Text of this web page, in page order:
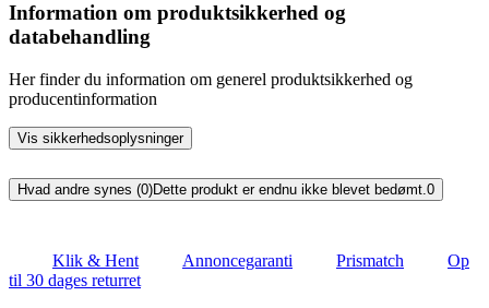
Information om produktsikkerhed og
databehandling
Her finder du information om generel produktsikkerhed og
producentinformation
Vis sikkerhedsoplysninger
Hvad andre synes (0)Dette produkt er endnu ikke blevet bedømt.0
Klik & Hent Annoncegaranti Prismatch
Op
til 30 dages returret